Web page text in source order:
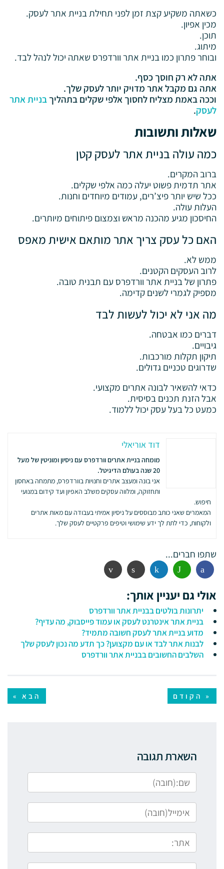
כשאתה משקיע קצת זמן לפני תחילת בניית אתר לעסק.
מכין אפיון.
תוכן.
מיתוג.
ובוחר פתרון כמו בניית אתר וורדפרס שאתה יכול לנהל לבד.
אתה לא רק חוסך כסף.
אתה גם מקבל אתר מדויק יותר לעסק שלך.
וככה באמת מצליח לחסוך אלפי שקלים בתהליךבניית אתר
לעסק.
שאלות ותשובות
כמה עולה בניית אתר לעסק קטן
ברוב המקרים.
אתר תדמית פשוט יעלה כמה אלפי שקלים.
ככל שיש יותר פיצ’רים, עמודים מיוחדים וחנות.
העלות עולה.
החיסכון מגיע מהכנה מראש וצמצום פיתוחים מיותרים.
האם כל עסק צריך אתר מותאם אישית מאפס
ממש לא.
לרוב העסקים הקטנים.
פתרון של בניית אתר וורדפרס עם תבנית טובה.
מספיק לגמרי לשנים קדימה.
מה אני לא יכול לעשות לבד
דברים כמו אבטחה.
גיבויים.
תיקון תקלות מורכבות.
שדרוגים טכניים גדולים.
כדאי להשאיר לבונה אתרים מקצועי.
אבל הזנת תכנים בסיסית.
כמעט כל בעל עסק יכול ללמוד.
דוד אוריאלי
מומחה בניית אתרים וורדפרס עם ניסיון ומוניטין של מעל
20 שנה בעולם הדיגיטל.
אני בונה ומעצב אתרים וחנויות בוורדפרס, מתמחה באחסון
ותחזוקה, ומלווה עסקים משלב האפיון ועד קידום במנועי
חיפוש.
המאמרים שאני כותב מבוססים על ניסיון אמיתי בעבודה עם מאות אתרים
ולקוחות, כדי לתת לך ידע שימושי וטיפים פרקטיים לעסק שלך.
שתפו חברים...
פייסבוק ווטסאפ לינקדין הדפסה אימייל
אולי גם יעניין אותך:
יתרונות בולטים בבניית אתר וורדפרס
בניית אתר אינטרנט לעסק או עמוד פייסבוק, מה עדיף?
מדוע בניית אתר לעסק חשובה מתמיד?
לבנות אתר לבד או עם מקצוען? כך תדע מה נכון לעסק שלך
השלבים החשובים בבניית אתר וורדפרס
« הקודם הבא »
השארת תגובה